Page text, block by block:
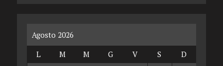
Agosto 2026
L
M M G V S D